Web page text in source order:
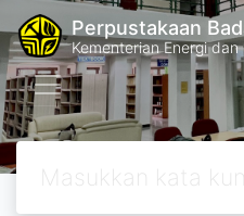
Perpustakaan
Kementerian Energi